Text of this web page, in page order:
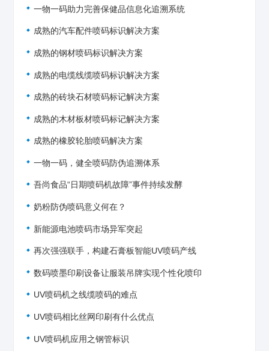
一物一码助力完善保健品信息化追溯系统
成熟的汽车配件喷码标识解决方案
成熟的钢材喷码标识解决方案
成熟的电缆线缆喷码标识解决方案
成熟的砖块石材喷码标记解决方案
成熟的木材板材喷码标记解决方案
成熟的橡胶轮胎喷码解决方案
一物一码，健全喷码防伪追溯体系
吾尚食品“日期喷码机故障”事件持续发酵
奶粉防伪喷码意义何在？
新能源电池喷码市场异军突起
再次强强联手，构建石膏板智能UV喷码产线
数码喷墨印刷设备让服装吊牌实现个性化喷印
UV喷码机之线缆喷码的难点
UV喷码相比丝网印刷有什么优点
UV喷码机应用之钢管标识